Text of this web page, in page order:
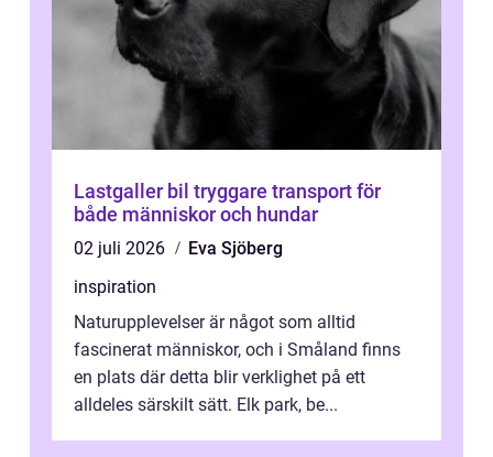
Lastgaller bil tryggare transport för
både människor och hundar
02 juli 2026
Eva Sjöberg
inspiration
Naturupplevelser är något som alltid
fascinerat människor, och i Småland finns
en plats där detta blir verklighet på ett
alldeles särskilt sätt. Elk park, be...